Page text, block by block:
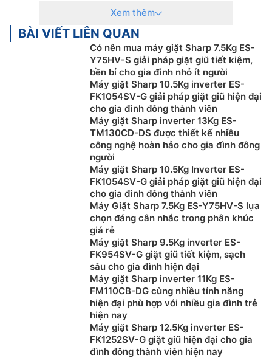
Những loại máy giặt phổ biến hiện nay
Máy giặt cửa trên (máy giặt lồng đứng)
Máy giặt cửa trên là dòng máy thông dụng có thiết kế
đơn giản với bảng điều khiển được đặt phía trên, dễ
quan sát và điều khiển. Loại máy giặt này sử dụng
lồng đứng hoặc lồng nghiêng, các chi tiết linh kiện dễ
tìm kiếm và thay thế khi bị hỏng, xuống cấp.
Giá bán của máy giặt lồng đứng cũng rất phải chăng,
chỉ với khoảng hơn 2 triệu đồng là bạn đã có thể sở
hữu một chiếc máy giặt lồng đứng. Ngoài ra, ưu điểm
lớn của dòng máy này là chúng rất tiết kiệm điện khi
Tuy nhiên, do đặc trưng trong thiết kế nên máy giặt
cửa trên thường tiêu tốn nhiều nước hơn so với các
loại máy khác. Bên cạnh đó, máy cũng thường bị rung
lắc khi vắt quần áo, hiệu quả giặt sạch chưa cao và
các chương trình giặt tích hợp còn hạn chế.
Xem thêm
BÀI VIẾT LIÊN QUAN
Có nên mua máy giặt Sharp 7.5Kg ES-
Y75HV-S giải pháp giặt giũ tiết kiệm,
bền bỉ cho gia đình nhỏ ít người
Máy giặt Sharp 10.5Kg inverter ES-
FK1054SV-G giải pháp giặt giũ hiện đại
cho gia đình đông thành viên
Máy giặt Sharp inverter 13Kg ES-
TM130CD-DS được thiết kế nhiều
công nghệ hoàn hảo cho gia đình đông
người
Máy giặt Sharp 10.5Kg Inverter ES-
FK1054SV-G giải pháp giặt giũ hiện đại
cho gia đình đông thành viên
Máy Giặt Sharp 7.5Kg ES-Y75HV-S lựa
chọn đáng cân nhắc trong phân khúc
giá rẻ
Máy giặt Sharp 9.5Kg inverter ES-
FK954SV-G giặt giũ tiết kiệm, sạch
sâu cho gia đình hiện đại
Máy giặt Sharp inverter 11Kg ES-
FM110CB-DG cùng nhiều tính năng
hiện đại phù hợp với nhiều gia đình trẻ
hiện nay
Máy giặt Sharp 12.5Kg inverter ES-
FK1252SV-G giặt giũ hiện đại cho gia
đình đông thành viên hiện nay